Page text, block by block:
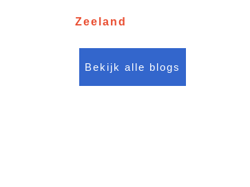
Zeeland
Bekijk alle blogs